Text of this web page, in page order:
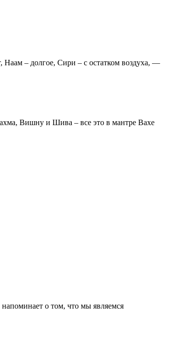
Наам – долгое, Сири – с остатком воздуха, —
Вишну и Шива – все это в мантре Вахе
о том, что мы являемся